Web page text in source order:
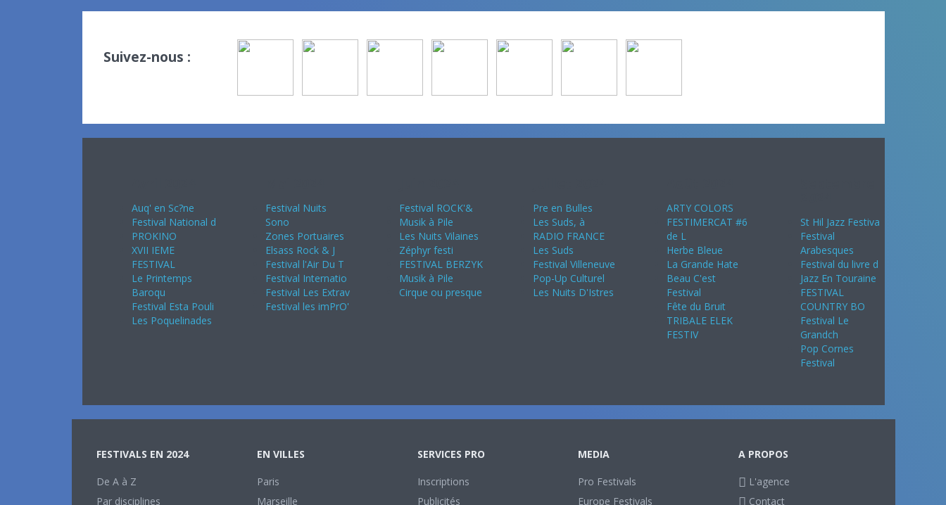
Suivez-nous :
Auq' en Sc?ne
Festival National d
PROKINO
XVII IEME
FESTIVAL
Le Printemps
Baroqu
Festival Esta Pouli
Les Poquelinades
Festival Nuits
Sono
Zones Portuaires
Elsass Rock & J
Festival l'Air Du T
Festival Internatio
Festival Les Extrav
Festival les imPrO'
Festival ROCK'&
Musik à Pile
Les Nuits Vilaines
Zéphyr festi
FESTIVAL BERZYK
Musik à Pile
Cirque ou presque
Pre en Bulles
Les Suds, à
RADIO FRANCE
Les Suds
Festival Villeneuve
Pop-Up Culturel
Les Nuits D'Istres
ARTY COLORS
FESTIMERCAT #6
de L
Herbe Bleue
La Grande Hate
Beau C'est
Festival
Fête du Bruit
TRIBALE ELEK
FESTIV
St Hil Jazz Festiva
Festival
Arabesques
Festival du livre d
Jazz En Touraine
FESTIVAL
COUNTRY BO
Festival Le
Grandch
Pop Cornes
Festival
FESTIVALS EN 2024
De A à Z
Par disciplines
EN VILLES
Paris
Marseille
SERVICES PRO
Inscriptions
Publicités
MEDIA
Pro Festivals
Europe Festivals
A PROPOS
L'agence
Contact